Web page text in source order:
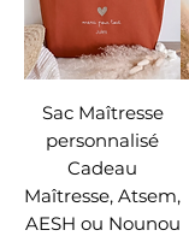
Sac Maîtresse
personnalisé
Cadeau
Maîtresse, Atsem,
AESH ou Nounou